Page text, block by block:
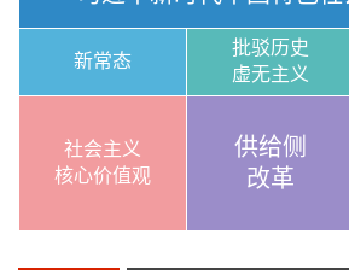
新常态
批驳历史
虚无主义
社会主义
核心价值观
供给侧
改革